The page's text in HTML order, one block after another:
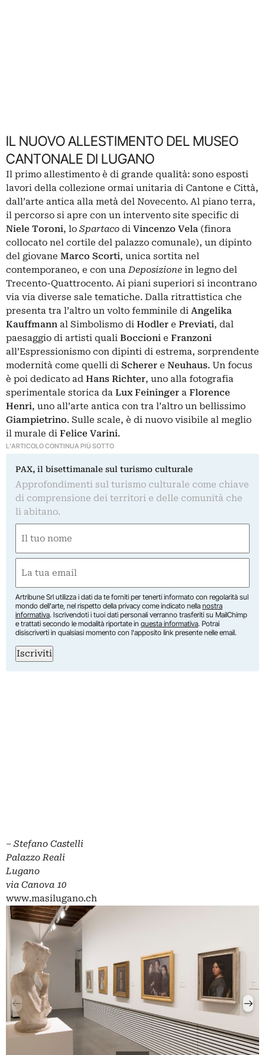
IL NUOVO ALLESTIMENTO DEL MUSEO
CANTONALE DI LUGANO
Il primo allestimento è di grande qualità: sono esposti
lavori della collezione ormai unitaria di Cantone e Città,
dall’arte antica alla metà del Novecento. Al piano terra,
il percorso si apre con un intervento site specific di
Niele Toroni, lo Spartaco di Vincenzo Vela (finora
collocato nel cortile del palazzo comunale), un dipinto
del giovane Marco Scorti, unica sortita nel
contemporaneo, e con unaDeposizione in legno del
Trecento-Quattrocento. Ai piani superiori si incontrano
via via diverse sale tematiche. Dalla ritrattistica che
presenta tra l’altro un volto femminile di Angelika
Kauffmann al Simbolismo di Hodler e Previati, dal
paesaggio di artisti quali Boccioni e Franzoni
all’Espressionismo con dipinti di estrema, sorprendente
modernità come quelli di Scherer e Neuhaus. Un focus
è poi dedicato ad Hans Richter, uno alla fotografia
sperimentale storica da Lux Feininger a Florence
Henri, uno all’arte antica con tra l’altro un bellissimo
Giampietrino. Sulle scale, è di nuovo visibile al meglio
il murale di Felice Varini.
L'ARTICOLO CONTINUA PIÙ SOTTO
PAX, il bisettimanale sul turismo culturale
Approfondimenti sul turismo culturale come chiave
di comprensione dei territori e delle comunità che
li abitano.
(Obbligatorio)
Nome
(Obbligatorio)
Artribune Srl utilizza i dati da te forniti per tenerti informato con regolarità sul
mondo dell'arte, nel rispetto della privacy come indicato nella nostra
informativa. Iscrivendoti i tuoi dati personali verranno trasferiti su MailChimp
e trattati secondo le modalità riportate in questa informativa. Potrai
disiscriverti in qualsiasi momento con l'apposito link presente nelle email.
Iscriviti
– Stefano Castelli
Palazzo Reali
Lugano
via Canova 10
www.masilugano.ch